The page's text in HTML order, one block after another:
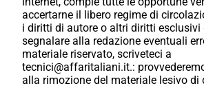
accertarne il libero regime di
i diritti di autore o altri diritti esclusivi
segnalare alla redazione eventuali
materiale riservato, scriveteci a
tecnici@affaritaliani.it.:
alla rimozione del materiale lesivo di